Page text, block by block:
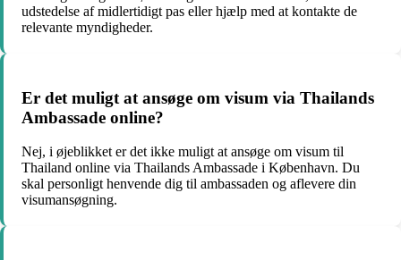
udstedelse af midlertidigt pas eller hjælp med at kontakte de
relevante myndigheder.
Er det muligt at ansøge om visum via Thailands
Ambassade online?
Nej, i øjeblikket er det ikke muligt at ansøge om visum til
Thailand online via Thailands Ambassade i København. Du
skal personligt henvende dig til ambassaden og aflevere din
visumansøgning.